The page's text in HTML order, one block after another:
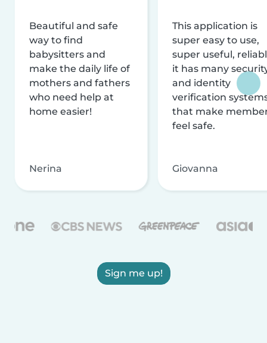
Beautiful and safe
way to find
babysitters and
make the daily life of
mothers and fathers
who need help at
home easier!
Nerina
This application is
super easy to use,
super useful,
it has many
and identity
verification
that make
feel safe.
Giovanna
Sign me up!